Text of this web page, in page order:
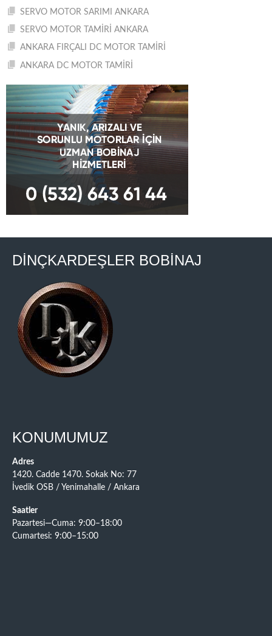
SERVO MOTOR SARIMI ANKARA
SERVO MOTOR TAMİRİ ANKARA
ANKARA FIRÇALI DC MOTOR TAMİRİ
ANKARA DC MOTOR TAMİRİ
DİNÇKARDEŞLER BOBİNAJ
KONUMUMUZ
Adres
1420. Cadde 1470. Sokak No: 77
İvedik OSB / Yenimahalle / Ankara
Saatler
Pazartesi—Cuma: 9:00–18:00
Cumartesi: 9:00–15:00